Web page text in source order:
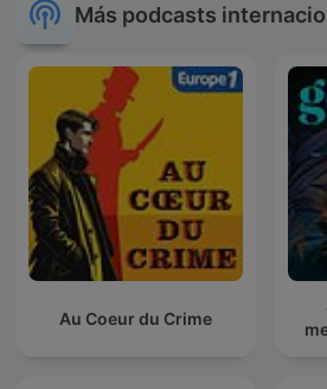
Más podcasts
Au Coeur du Crime